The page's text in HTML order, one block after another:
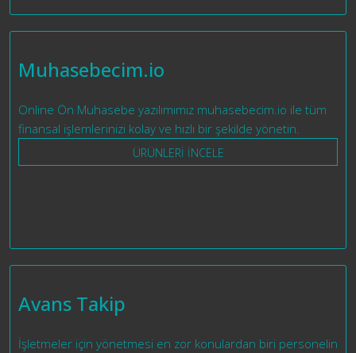
Muhasebecim.io
Online Ön Muhasebe yazılımımız muhasebecim.io ile tüm
finansal işlemlerinizi kolay ve hızlı bir şekilde yönetin.
ÜRÜNLERİ İNCELE
Avans Takip
İşletmeler için yönetmesi en zor konulardan biri personelin